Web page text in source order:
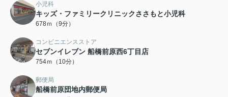
小児科
キッズ・ファミリークリニックささもと小児科
678ｍ（9分）
コンビニエンスストア
セブンイレブン 船橋前原西6丁目店
754ｍ（10分）
郵便局
船橋前原団地内郵便局